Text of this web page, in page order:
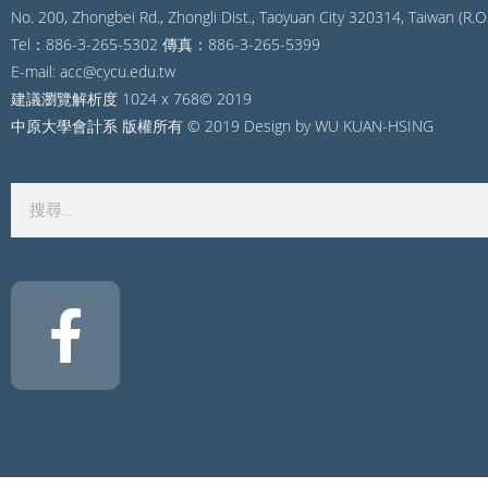
No. 200, Zhongbei Rd., Zhongli Dist., Taoyuan City 320314, Taiwan
Tel：886-3-265-5302 傳真：886-3-265-5399
E-mail: acc@cycu.edu.tw
建議瀏覽解析度 1024 x 768© 2019
中原大學會計系 版權所有 © 2019 Design by WU KUAN-HSING